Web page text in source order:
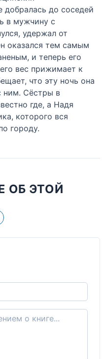
добралась до соседей
в мужчину с
удержал от
оказался тем самым
и теперь его
вес прижимает к
что эту ночь она
ним. Сёстры в
где, а Надя
которого вся
городу.
ОБ ЭТОЙ